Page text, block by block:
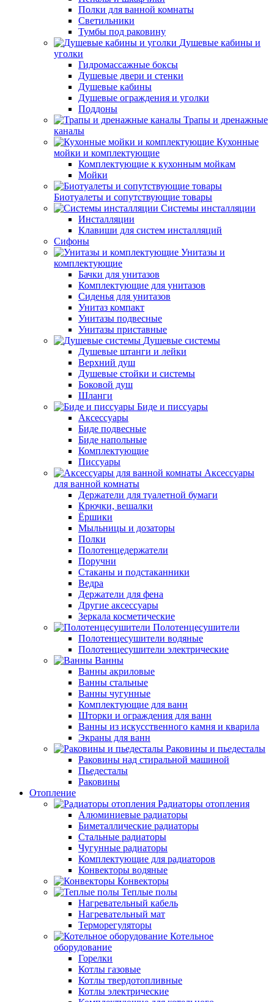
Полки для ванной комнаты
Светильники
Тумбы под раковину
Душевые кабины и
уголки
Гидромассажные боксы
Душевые двери и стенки
Душевые кабины
Душевые ограждения и уголки
Поддоны
Трапы и дренажные
каналы
Кухонные
мойки и комплектующие
Комплектующие к кухонным мойкам
Мойки
Биотуалеты и сопутствующие товары
Системы инсталляции
Инсталляции
Клавиши для систем инсталляций
Сифоны
Унитазы и
комплектующие
Бачки для унитазов
Комплектующие для унитазов
Сиденья для унитазов
Унитаз компакт
Унитазы подвесные
Унитазы приставные
Душевые системы
Душевые штанги и лейки
Верхний душ
Душевые стойки и системы
Боковой душ
Шланги
Биде и писсуары
Аксессуары
Биде подвесные
Биде напольные
Комплектующие
Писсуары
Аксессуары
для ванной комнаты
Держатели для туалетной бумаги
Крючки, вешалки
Ёршики
Мыльницы и дозаторы
Полки
Полотенцедержатели
Поручни
Стаканы и подстаканники
Ведра
Держатели для фена
Другие аксессуары
Зеркала косметические
Полотенцесушители
Полотенцесушители водяные
Полотенцесушители электрические
Ванны
Ванны акриловые
Ванны стальные
Ванны чугунные
Комплектующие для ванн
Шторки и ограждения для ванн
Ванны из искусственного камня и кварила
Экраны для ванн
Раковины и пьедесталы
Раковины над стиральной машиной
Пьедесталы
Раковины
Отопление
Радиаторы отопления
Алюминиевые радиаторы
Биметаллические радиаторы
Стальные радиаторы
Чугунные радиаторы
Комплектующие для радиаторов
Конвекторы водяные
Конвекторы
Теплые полы
Нагревательный кабель
Нагревательный мат
Терморегуляторы
Котельное
оборудование
Горелки
Котлы газовые
Котлы твердотопливные
Котлы электрические